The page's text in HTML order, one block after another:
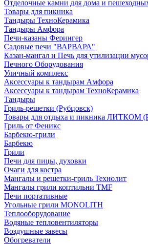
Отделочные камни для дома и
Товары для пикника
Тандыры ТехноКерамика
Тандыры Амфора
Печи-казаны Ферингер
Садовые печи "ВАРВАРА"
Казан-мангал и Печь для утилизации
Печного Оборудования
Уличный комплекс
Аксессуары к тандырам Амфора
Аксессуары к тандырам ТехноКерамика
Тандыры
Гриль-решетки (Рубцовск)
Товары для отдыха и пикника ЛИТКОМ
Гриль от Феникс
Барбекю-грили
Барбекю
Грили
Печи для пицы, духовки
Очаги для костра
Мангалы и решетки-гриль Технолит
Мангалы грили коптильни TMF
Печи портативные
Угольные грили MONOLITH
Теплооборудование
Водяные тепловентиляторы
Воздушные завесы
Обогреватели